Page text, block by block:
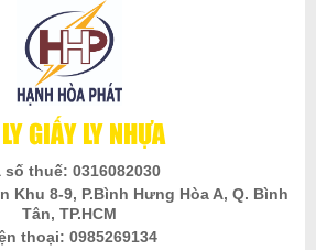
GIẤY LY NHỰA
số thuế: 0316082030
Khu 8-9, P.Bình Hưng Hòa A, Q. Bình
Tân, TP.HCM
thoại: 0985269134